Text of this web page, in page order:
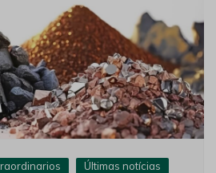
Últimas notícias